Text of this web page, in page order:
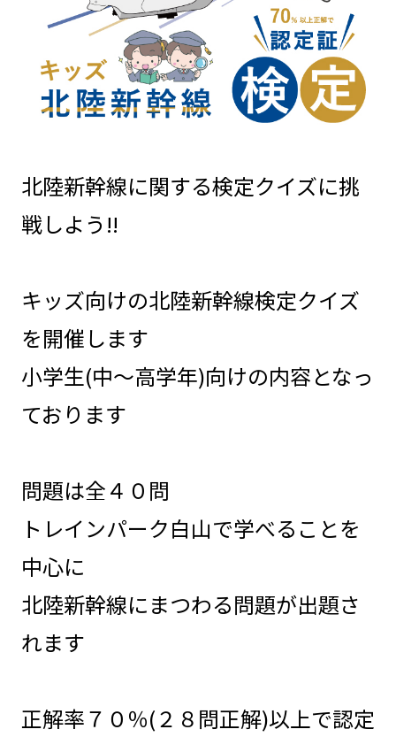
北陸新幹線に関する検定クイズに挑
戦しよう!!
キッズ向けの北陸新幹線検定クイズ
を開催します
小学生(中～高学年)向けの内容となっ
ております
問題は全４０問
トレインパーク白山で学べることを
中心に
北陸新幹線にまつわる問題が出題さ
れます
正解率７０％(２８問正解)以上で認定